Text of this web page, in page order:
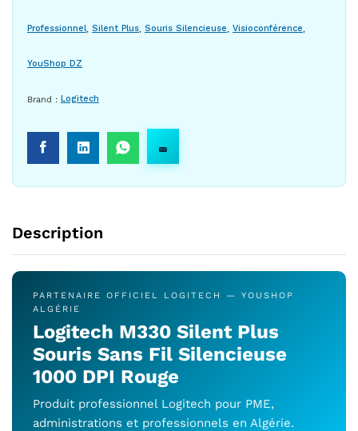
Professionnel, Silent Plus, Souris Silencieuse, Visioconférence,
YouShop DZ
Brand : Logitech
Description
PARTENAIRE OFFICIEL LOGITECH — YOUSHOP
ALGÉRIE
Logitech M330 Silent Plus
Souris Sans Fil Silencieuse
1000 DPI Rouge
Produit professionnel Logitech pour PME,
administrations et professionnels en Algérie.